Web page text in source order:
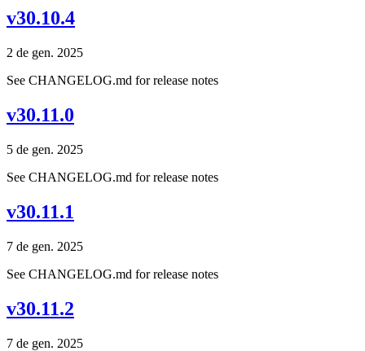
v30.10.4
2 de gen. 2025
See CHANGELOG.md for release notes
v30.11.0
5 de gen. 2025
See CHANGELOG.md for release notes
v30.11.1
7 de gen. 2025
See CHANGELOG.md for release notes
v30.11.2
7 de gen. 2025